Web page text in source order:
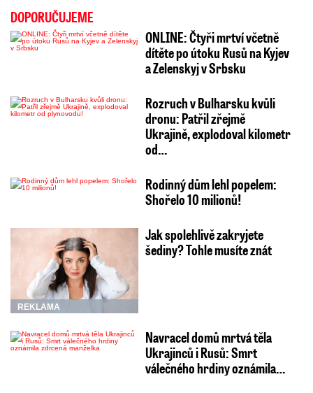
DOPORUČUJEME
ONLINE: Čtyři mrtví včetně
dítěte po útoku Rusů na Kyjev
a Zelenskyj v Srbsku
Rozruch v Bulharsku kvůli
dronu: Patřil zřejmě
Ukrajině, explodoval kilometr
od…
Rodinný dům lehl popelem:
Shořelo 10 milionů!
REKLAMA
Jak spolehlivě zakryjete
šediny? Tohle musíte znát
Navracel domů mrtvá těla
Ukrajinců i Rusů: Smrt
válečného hrdiny oznámila…